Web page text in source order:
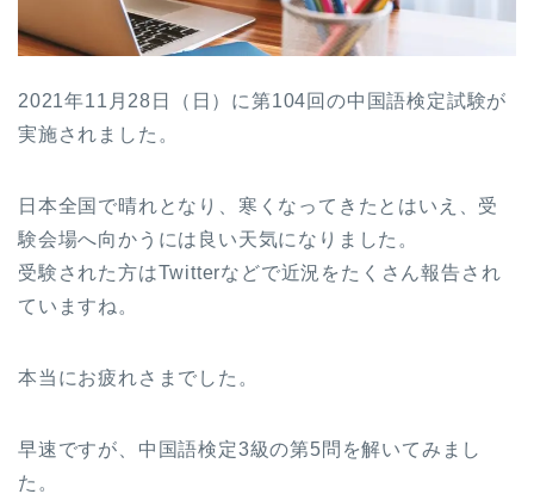
2021年11月28日（日）に第104回の中国語検定試験が
実施されました。
日本全国で晴れとなり、寒くなってきたとはいえ、受
験会場へ向かうには良い天気になりました。
受験された方はTwitterなどで近況をたくさん報告され
ていますね。
本当にお疲れさまでした。
早速ですが、中国語検定3級の第5問を解いてみまし
た。